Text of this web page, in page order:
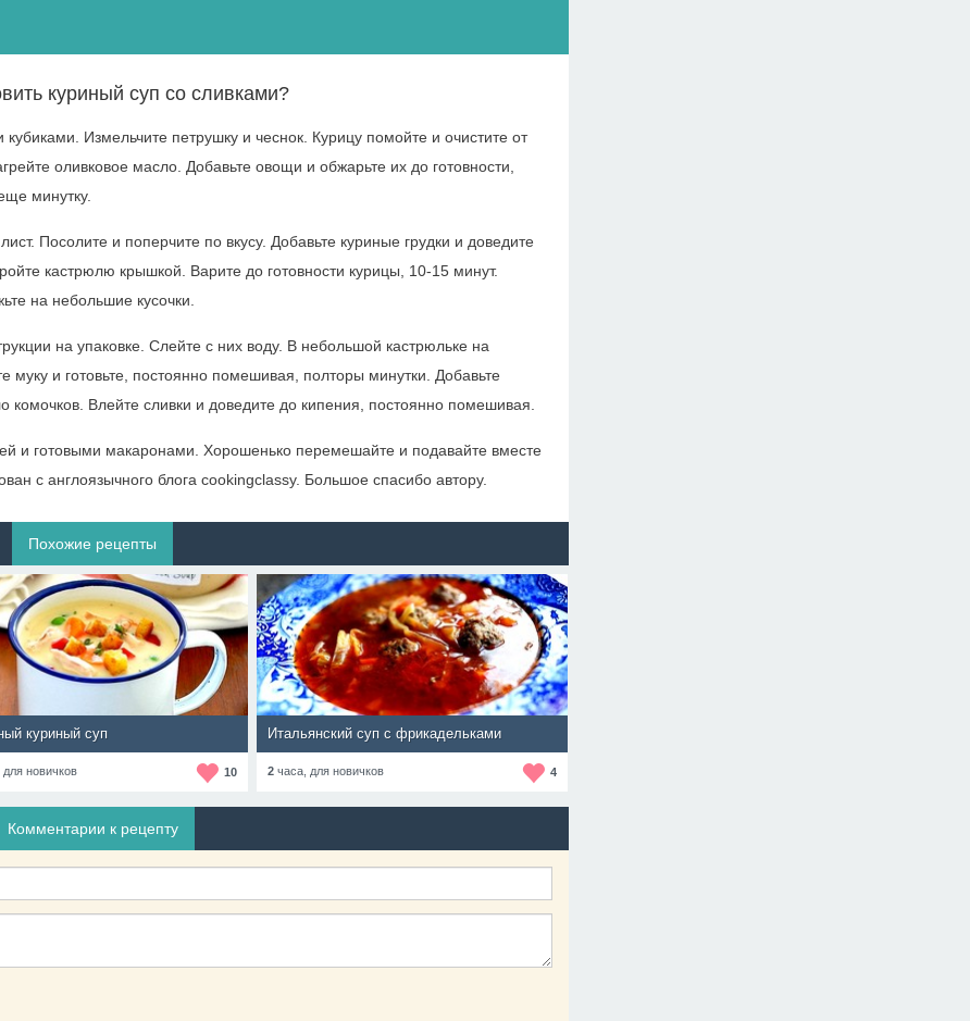
куриный суп со сливками?
Измельчите петрушку и чеснок. Курицу помойте и очистите от
оливковое масло. Добавьте овощи и обжарьте их до готовности,
минутку.
Посолите и поперчите по вкусу. Добавьте куриные грудки и доведите
кастрюлю крышкой. Варите до готовности курицы, 10-15 минут.
на небольшие кусочки.
на упаковке. Слейте с них воду. В небольшой кастрюльке на
муку и готовьте, постоянно помешивая, полторы минутки. Добавьте
Влейте сливки и доведите до кипения, постоянно помешивая.
и готовыми макаронами. Хорошенько перемешайте и подавайте вместе
с англоязычного блога cookingclassy. Большое спасибо автору.
Похожие рецепты
куриный суп
для новичков 10
Итальянский суп с фрикадельками
2 часа, для новичков 4
Комментарии к рецепту